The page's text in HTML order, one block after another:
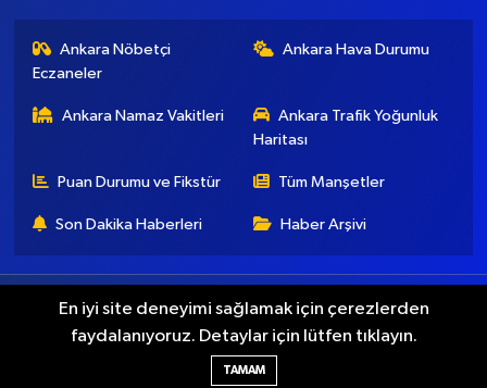
Ankara Nöbetçi
Eczaneler
Ankara Hava Durumu
Ankara Namaz Vakitleri
Ankara Trafik Yoğunluk
Haritası
Puan Durumu ve Fikstür Tüm Manşetler
Son Dakika Haberleri Haber Arşivi
Künye İletişim Gizlilik Koşulları
Haber Yazılımı:
En iyi site deneyimi sağlamak için çerezlerden
faydalanıyoruz. Detaylar için lütfen tıklayın.
TAMAM